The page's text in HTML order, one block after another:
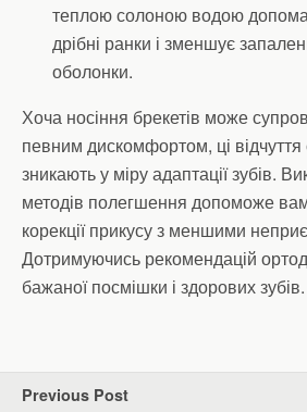
теплою солоною водою
дрібні ранки і зменшує
оболонки.
Хоча носіння брекетів може
певним дискомфортом, ці
зникають у міру адаптації зубів.
методів полегшення допоможе
корекції прикусу з меншими
Дотримуючись рекомендацій
бажаної посмішки і здорових зубів.
Previous Post